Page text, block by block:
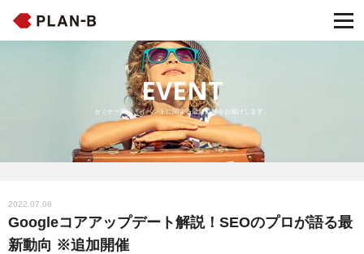
EVENT
セミナー開催・イベントに関する最新情報をお届けします。
2022.07.06
Googleコアアップデート解説！SEOのプロが語る最
新動向 ※追加開催